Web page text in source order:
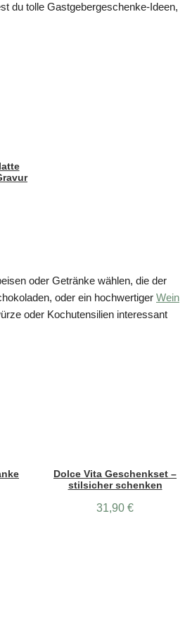
du tolle Gastgebergeschenke-Ideen,
oder Getränke wählen, die der
oder ein hochwertiger Wein
oder Kochutensilien interessant
Dolce Vita Geschenkset –
stilsicher schenken
31,90 €